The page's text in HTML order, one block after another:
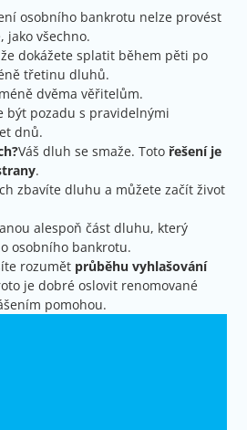
osobního bankrotu nelze provést
jako všechno.
dokážete splatit během pěti po
třetinu dluhů.
dvěma věřitelům.
pozadu s pravidelnými
dnů.
Váš dluh se smaže. Totořešení je
.
dluhu a můžete začít život
alespoň část dluhu, který
osobního bankrotu.
rozumět průběhu vyhlašování
je dobré oslovit renomované
pomohou.